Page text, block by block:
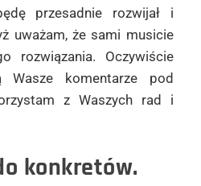
przesadnie rozwijał i
uważam, że sami musicie
rozwiązania. Oczywiście
Wasze komentarze pod
z Waszych rad i
konkretów.